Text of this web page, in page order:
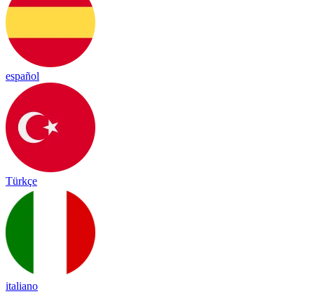
español
Türkçe
italiano